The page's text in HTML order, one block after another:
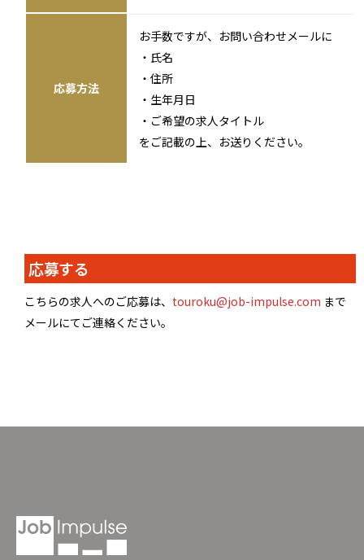
応募方法
お手数ですが、お問い合わせメールに
・氏名
・住所
・生年月日
・ご希望の求人タイトル
をご記載の上、お送りください。
応募する
こちらの求人へのご応募は、 touroku@job-impulse.com まで
メールにてご連絡ください。